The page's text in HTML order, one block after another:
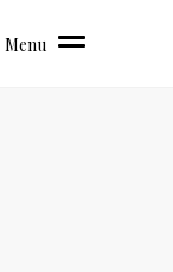
Menu